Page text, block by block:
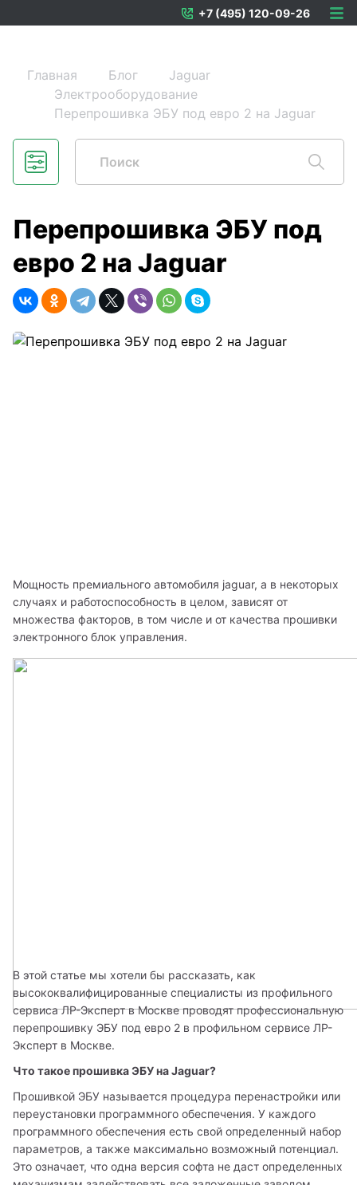
+7 (495) 120-09-26
Главная Блог
Jaguar
Электрооборудование
Перепрошивка ЭБУ под евро 2 на Jaguar
Мощность премиального автомобиля jaguar, а в некоторых
случаях и работоспособность в целом, зависят от
множества факторов, в том числе и от качества прошивки
электронного блок управления.
В этой статье мы хотели бы рассказать, как
высококвалифицированные специалисты из профильного
сервиса ЛР-Эксперт в Москве проводят профессиональную
перепрошивку ЭБУ под евро 2 в профильном сервисе ЛР-
Эксперт в Москве.
Что такое прошивка ЭБУ на Jaguar?
Прошивкой ЭБУ называется процедура перенастройки или
переустановки программного обеспечения. У каждого
программного обеспечения есть свой определенный набор
параметров, а также максимально возможный потенциал.
Это означает, что одна версия софта не даст определенных